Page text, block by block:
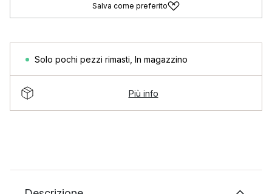
Salva come preferito
Solo pochi pezzi rimasti In magazzino
Più info